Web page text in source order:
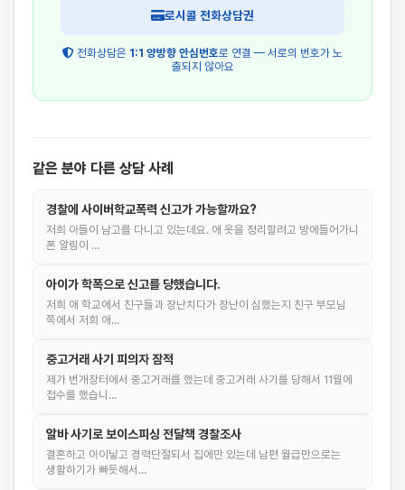
로시콜 전화상담권
전화상담은 1:1 양방향 안심번호로 연결 — 서로의 번호가 노
출되지 않아요
같은 분야 다른 상담 사례
경찰에 사이버학교폭력 신고가 가능할까요?
저희 아들이 남고를 다니고 있는데요. 애 옷을 정리할려고 방에들어가니
폰 알림이 …
아이가 학폭으로 신고를 당했습니다.
저희 애 학교에서 친구들과 장난치다가 장난이 심했는지 친구 부모님
쪽에서 저희 애…
중고거래 사기 피의자 잠적
제가 번개장터에서 중고거래를 했는데 중고거래 사기를 당해서 11월에
접수를 했습니…
알바 사기로 보이스피싱 전달책 경찰조사
결혼하고 아이낳고 경력단절되서 집에만 있는데 남편 월급만으로는
생활하기가 빠듯해서…